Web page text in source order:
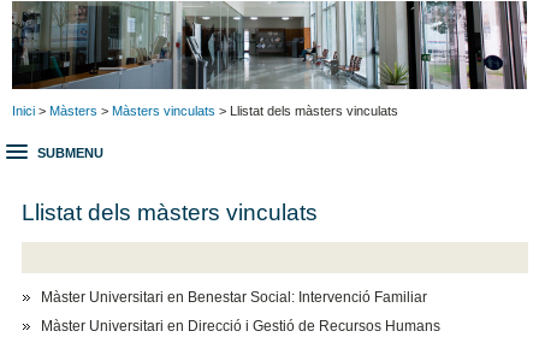
Inici > Màsters > Màsters vinculats > Llistat dels màsters vinculats
SUBMENU
Llistat dels màsters vinculats
Màster Universitari en Benestar Social: Intervenció Familiar
Màster Universitari en Direcció i Gestió de Recursos Humans